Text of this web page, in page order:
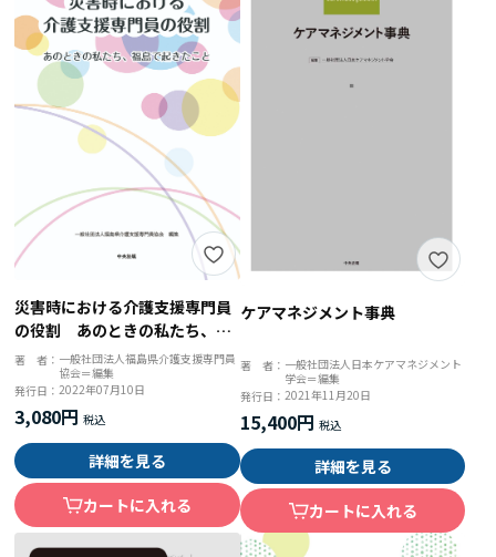
災害時における介護支援専門員
の役割 あのときの私たち、福
島で起きたこと
著 者： 一般社団法人福島県介護支援専門員
協会＝編集
発行日：2022年07月10日
3,080円
詳細を見る
カートに入れる
ケアマネジメント事典
著 者： 一般社団法人日本ケアマネジメント
学会＝編集
発行日： 2021年11月20日
15,400円
詳細を見る
カートに入れる